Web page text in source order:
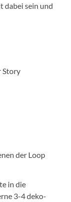
dabei sein und
Story
der Loop
in die
3-4 deko-